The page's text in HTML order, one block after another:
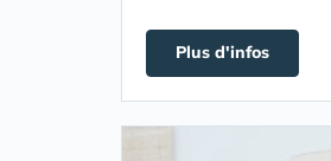
Plus d'infos